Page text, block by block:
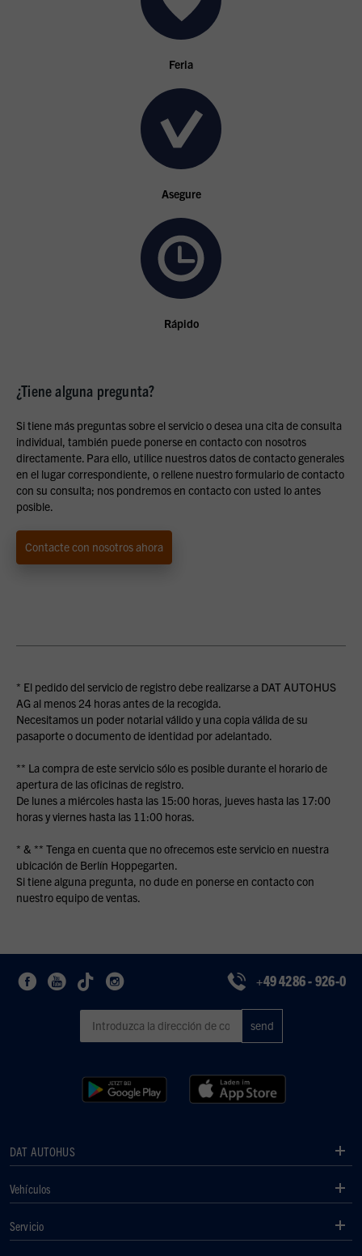
Feria
Asegure
Rápido
¿Tiene alguna pregunta?
Si tiene más preguntas sobre el servicio o desea una cita de consulta
individual, también puede ponerse en contacto con nosotros
directamente. Para ello, utilice nuestros datos de contacto generales
en el lugar correspondiente, o rellene nuestro formulario de contacto
con su consulta; nos pondremos en contacto con usted lo antes
posible.
Contacte con nosotros ahora
* El pedido del servicio de registro debe realizarse a DAT AUTOHUS
AG al menos 24 horas antes de la recogida.
Necesitamos un poder notarial válido y una copia válida de su
pasaporte o documento de identidad por adelantado.
** La compra de este servicio sólo es posible durante el horario de
apertura de las oficinas de registro.
De lunes a miércoles hasta las 15:00 horas, jueves hasta las 17:00
horas y viernes hasta las 11:00 horas.
* & ** Tenga en cuenta que no ofrecemos este servicio en nuestra
ubicación de Berlín Hoppegarten.
Si tiene alguna pregunta, no dude en ponerse en contacto con
nuestro equipo de ventas.
+49 4286 - 926-0
DAT AUTOHUS
Vehículos
Servicio